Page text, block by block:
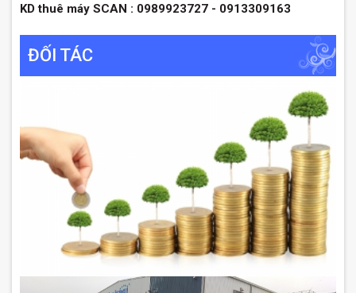
KD thuê máy SCAN : 0989923727 - 0913309163
ĐỐI TÁC